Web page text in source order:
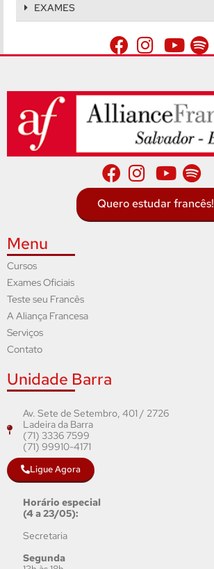
EXAMES
Quero estudar francês!
Menu
Cursos
Exames Oficiais
Teste seu Francês
A Aliança Francesa
Serviços
Contato
Unidade Barra
Av. Sete de Setembro, 401 / 2726
Ladeira da Barra
(71) 3336 7599
(71) 99910-4171
Ligue Agora
Horário especial
(4 a 23/05):
Secretaria
Segunda